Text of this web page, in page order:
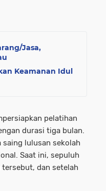
Jasa,
Keamanan Idul
pelatihan
durasi tiga bulan.
lulusan sekolah
Saat ini, sepuluh
dan setelah